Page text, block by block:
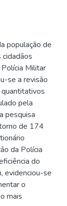
população de
cidadãos
Militar
se a revisão
pela
pesquisa
de 174
da Polícia
do
evidenciou-se
o
mais